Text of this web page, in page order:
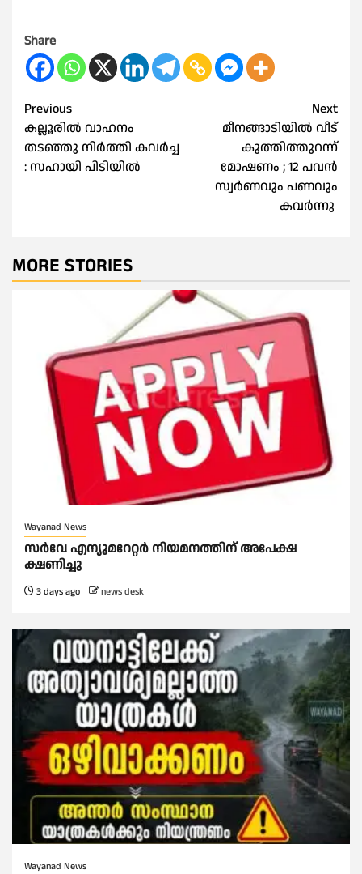
Share
Post
navigation
Previous
കല്ലൂരിൽ വാഹനം
തടഞ്ഞു നിര്‍ത്തി കവർച്ച
: സഹായി പിടിയില്‍
Next
മീനങ്ങാടിയിൽ വീട്
കുത്തിത്തുറന്ന്
മോഷണം ; 12 പവൻ
സ്വർണവും പണവും
കവർന്നു
MORE STORIES
Wayanad News
സർവേ എന്യൂമറേറ്റർ നിയമനത്തിന് അപേക്ഷ
ക്ഷണിച്ചു
3 days ago news desk
Wayanad News